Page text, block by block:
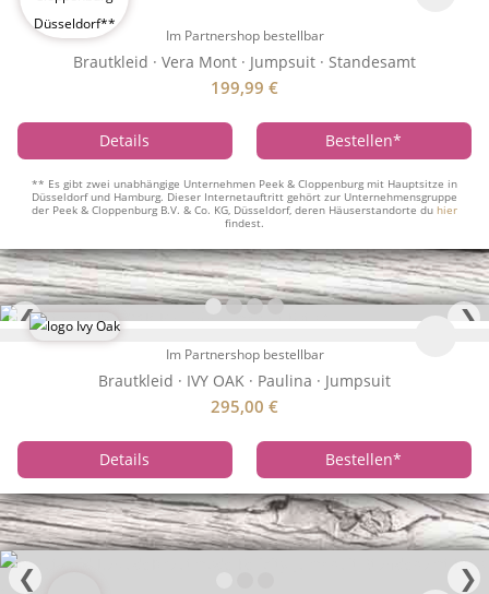
Im Partnershop bestellbar
Brautkleid · Vera Mont · Jumpsuit · Standesamt
199,99 €
Details Bestellen*
** Es gibt zwei unabhängige Unternehmen Peek & Cloppenburg mit Hauptsitze in
Düsseldorf und Hamburg. Dieser Internetauftritt gehört zur Unternehmensgruppe
der Peek & Cloppenburg B.V. & Co. KG, Düsseldorf, deren Häuserstandorte du hier
findest.
❮ ❯
Im Partnershop bestellbar
Brautkleid · IVY OAK · Paulina · Jumpsuit
295,00 €
Details Bestellen*
❮ ❯